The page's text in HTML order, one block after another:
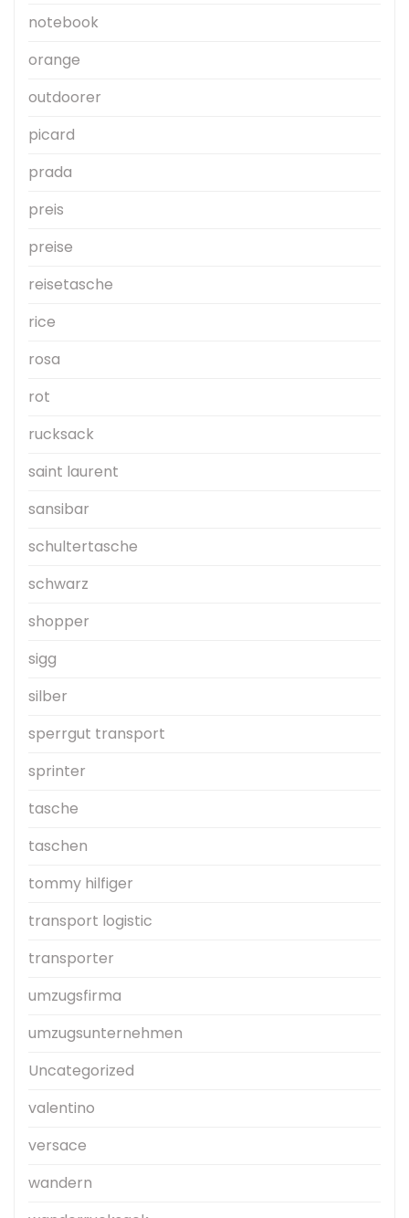
notebook
orange
outdoorer
picard
prada
preis
preise
reisetasche
rice
rosa
rot
rucksack
saint laurent
sansibar
schultertasche
schwarz
shopper
sigg
silber
sperrgut transport
sprinter
tasche
taschen
tommy hilfiger
transport logistic
transporter
umzugsfirma
umzugsunternehmen
Uncategorized
valentino
versace
wandern